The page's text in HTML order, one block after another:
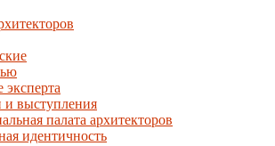
выступления
палата архитекторов
идентичность